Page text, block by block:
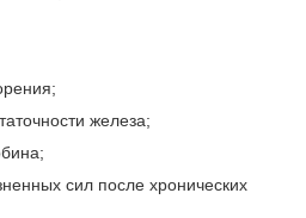
железа;
сил после хронических